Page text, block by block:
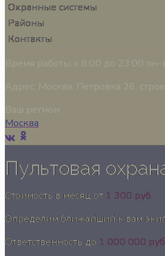
Охранные системы
Районы
Контакты
Время работы: с 8:00 до 23:00 пн-
Адрес: Москва, Петровка 26,
Ваш регион:
Москва
Пультовая
Стоимость в месяц от 1 300 руб.
Определим ближайший к вам
Ответственность до 1 000 000